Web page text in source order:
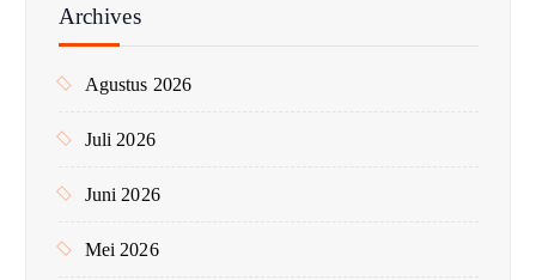
n
k
Archives
Agustus 2026
Juli 2026
Juni 2026
Mei 2026